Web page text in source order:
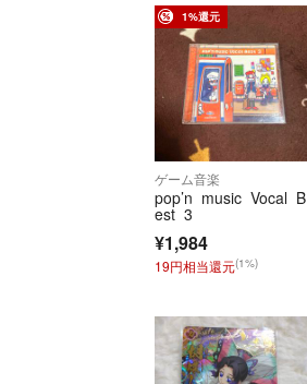
1%還元
ゲーム音楽
pop’n music Vocal B
est 3
¥1,984
19円相当還元(1%)